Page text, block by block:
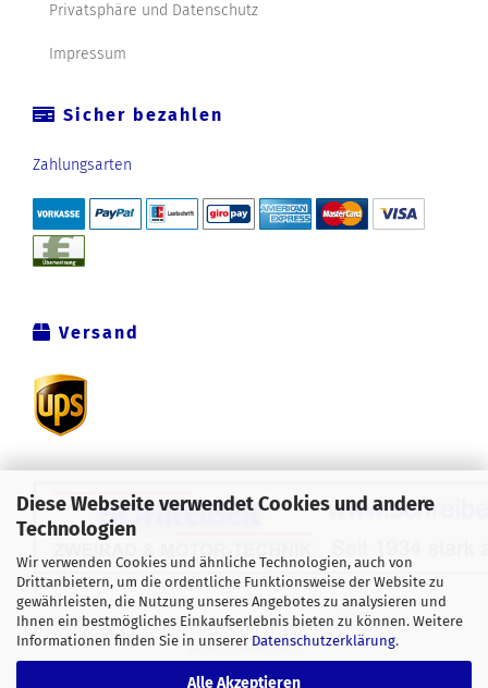
Diese Webseite verwendet Cookies und andere
Technologien
Wir verwenden Cookies und ähnliche Technologien, auch von
Drittanbietern, um die ordentliche Funktionsweise der Website zu
gewährleisten, die Nutzung unseres Angebotes zu analysieren und
Ihnen ein bestmögliches Einkaufserlebnis bieten zu können. Weitere
Informationen finden Sie in unserer Datenschutzerklärung.
Alle Akzeptieren
Privatsphäre und Datenschutz
Impressum
Sicher bezahlen
Zahlungsarten
Versand
Alle Preise verstehen sich inklusive der gesetzlichen
Mehrwertsteuer, zzgl.Versandkostensoweit nicht anders
gekennzeichnet.